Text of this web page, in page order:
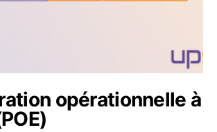
opérationnelle à